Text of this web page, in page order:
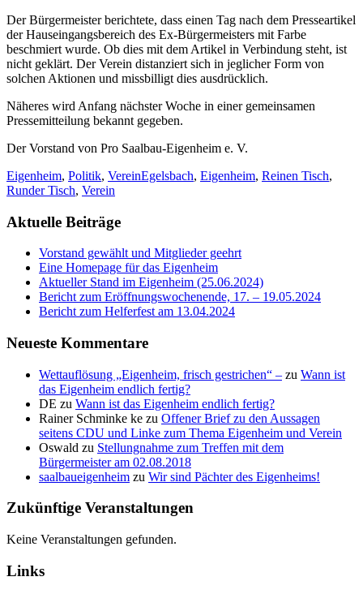
Der Bürgermeister berichtete, dass einen Tag nach dem Presseartikel
der Hauseingangsbereich des Ex-Bürgermeisters mit Farbe
beschmiert wurde. Ob dies mit dem Artikel in Verbindung steht, ist
nicht geklärt. Der Verein distanziert sich in jeglicher Form von
solchen Aktionen und missbilligt dies ausdrücklich.
Näheres wird Anfang nächster Woche in einer gemeinsamen
Pressemitteilung bekannt gegeben.
Der Vorstand von Pro Saalbau-Eigenheim e. V.
Eigenheim, Politik, VereinEgelsbach, Eigenheim, Reinen Tisch,
Runder Tisch, Verein
Aktuelle Beiträge
Vorstand gewählt und Mitglieder geehrt
Eine Homepage für das Eigenheim
Aktueller Stand im Eigenheim (25.06.2024)
Bericht zum Eröffnungswochenende, 17. – 19.05.2024
Bericht zum Helferfest am 13.04.2024
Neueste Kommentare
Wettauflösung „Eigenheim, frisch gestrichen“ – zu Wann ist
das Eigenheim endlich fertig?
DE zu Wann ist das Eigenheim endlich fertig?
Rainer Schminke ke zu Offener Brief zu den Aussagen
seitens CDU und Linke zum Thema Eigenheim und Verein
Oswald zu Stellungnahme zum Treffen mit dem
Bürgermeister am 02.08.2018
saalbaueigenheim zu Wir sind Pächter des Eigenheims!
Zukünftige Veranstaltungen
Keine Veranstaltungen gefunden.
Links